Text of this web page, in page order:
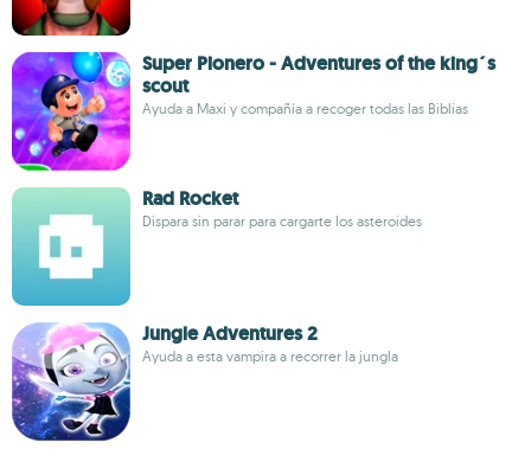
Super Pionero - Adventures of the king´s
scout
Ayuda a Maxi y compañía a recoger todas las Biblias
Rad Rocket
Dispara sin parar para cargarte los asteroides
Jungle Adventures 2
Ayuda a esta vampira a recorrer la jungla